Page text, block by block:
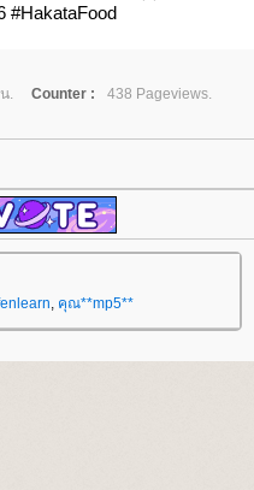
#HakataFood
. Counter :
438 Pageviews.
คุณ**mp5**